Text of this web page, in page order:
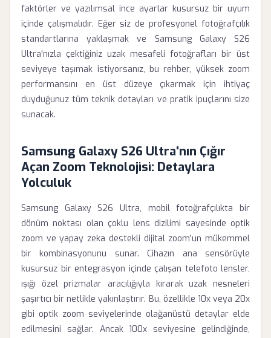
faktörler ve yazılımsal ince ayarlar kusursuz bir uyum
içinde çalışmalıdır. Eğer siz de profesyonel fotoğrafçılık
standartlarına yaklaşmak ve Samsung Galaxy S26
Ultra'nızla çektiğiniz uzak mesafeli fotoğrafları bir üst
seviyeye taşımak istiyorsanız, bu rehber, yüksek zoom
performansını en üst düzeye çıkarmak için ihtiyaç
duyduğunuz tüm teknik detayları ve pratik ipuçlarını size
sunacak.
Samsung Galaxy S26 Ultra'nın Çığır
Açan Zoom Teknolojisi: Detaylara
Yolculuk
Samsung Galaxy S26 Ultra, mobil fotoğrafçılıkta bir
dönüm noktası olan çoklu lens dizilimi sayesinde optik
zoom ve yapay zeka destekli dijital zoom'un mükemmel
bir kombinasyonunu sunar. Cihazın ana sensörüyle
kusursuz bir entegrasyon içinde çalışan telefoto lensler,
ışığı özel prizmalar aracılığıyla kırarak uzak nesneleri
şaşırtıcı bir netlikle yakınlaştırır. Bu, özellikle 10x veya 20x
gibi optik zoom seviyelerinde olağanüstü detaylar elde
edilmesini sağlar. Ancak 100x seviyesine gelindiğinde,